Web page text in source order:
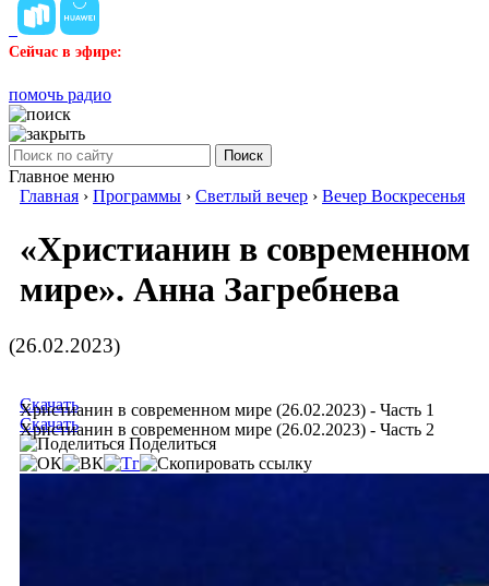
Сейчас в эфире:
помочь радио
Поиск
Главное меню
Главная › Программы › Светлый вечер › Вечер Воскресенья
«Христианин в современном
мире». Анна Загребнева
(26.02.2023)
Христианин в современном мире (26.02.2023) - Часть 1
Скачать
Христианин в современном мире (26.02.2023) - Часть 2
Скачать
Поделиться